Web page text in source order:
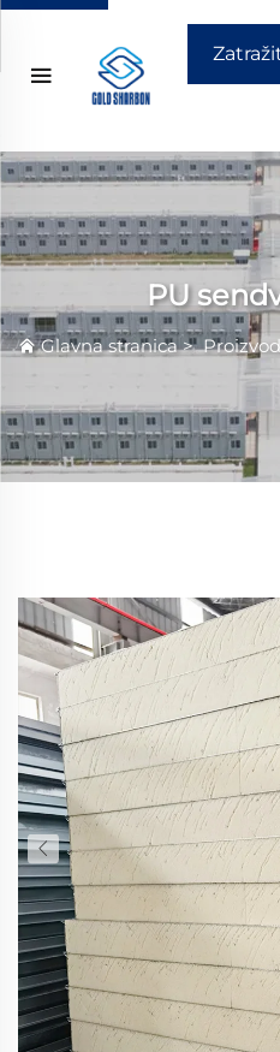
PU
Glavna stranica>